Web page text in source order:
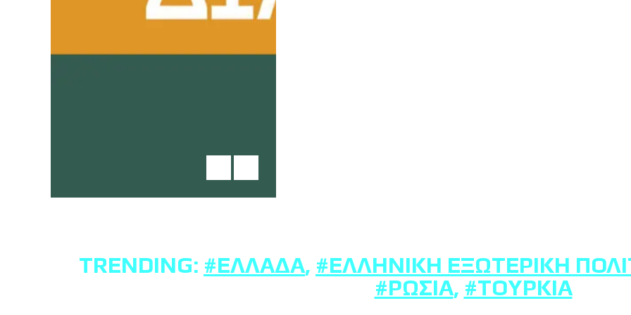
TRENDING: #ΕΛΛΆΔΑ, #ΕΛΛΗΝΙΚΉ ΕΞΩΤΕΡΙΚΉ
#ΡΩΣΊΑ, #ΤΟΥΡΚΊΑ